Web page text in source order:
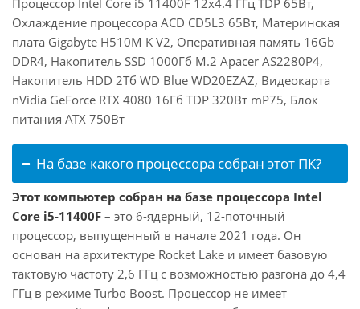
Процессор Intel Core i5 11400F 12x4.4 ГГц TDP 65Вт,
Охлаждение процессора ACD CD5L3 65Вт, Материнская
плата Gigabyte H510M K V2, Оперативная память 16Gb
DDR4, Накопитель SSD 1000Гб M.2 Apacer AS2280P4,
Накопитель HDD 2Тб WD Blue WD20EZAZ, Видеокарта
nVidia GeForce RTX 4080 16Гб TDP 320Вт mP75, Блок
питания ATX 750Вт
На базе какого процессора собран этот ПК?
Этот компьютер собран на базе процессора Intel
Core i5-11400F – это 6-ядерный, 12-поточный
процессор, выпущенный в начале 2021 года. Он
основан на архитектуре Rocket Lake и имеет базовую
тактовую частоту 2,6 ГГц с возможностью разгона до 4,4
ГГц в режиме Turbo Boost. Процессор не имеет